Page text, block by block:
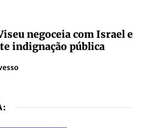
negoceia com Israel e
indignação pública